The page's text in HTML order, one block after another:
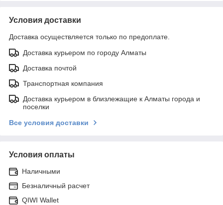
Условия доставки
Доставка осуществляется только по предоплате.
Доставка курьером по городу Алматы
Доставка почтой
Транспортная компания
Доставка курьером в близлежащие к Алматы города и
поселки
Все условия доставки
Условия оплаты
Наличными
Безналичный расчет
QIWI Wallet